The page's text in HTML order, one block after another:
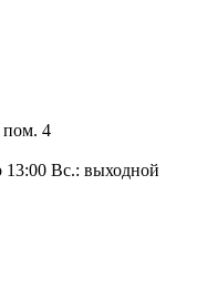
пом. 4
13:00 Вс.: выходной